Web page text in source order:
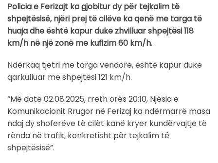
Policia e Ferizajt ka gjobitur dy për tejkalim të
shpejtësisë, njëri prej të cilëve ka qenë me targa të
huaja dhe është kapur duke zhvilluar shpejtësi 118
km/h në një zonë me kufizim 60 km/h.
Ndërkaq tjetri me targa vendore, është kapur duke
qarkulluar me shpejtësi 121 km/h.
“Më datë 02.08.2025, rreth orës 20:10, Njësia e
Komunikacionit Rrugor në Ferizaj ka ndërmarrë masa
ndaj dy shoferëve të cilët kanë kryer kundërvajtje të
rënda në trafik, konkretisht për tejkalim të
shpejtësisë”.